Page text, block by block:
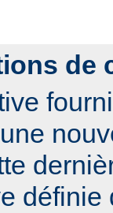
de
définie